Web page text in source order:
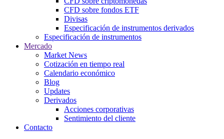
CFD sobre fondos ETF
Divisas
Especificación de instrumentos derivados
Especificación de instrumentos
Mercado
Market News
Cotización en tiempo real
Calendario económico
Blog
Updates
Derivados
Acciones corporativas
Sentimiento del cliente
Contacto